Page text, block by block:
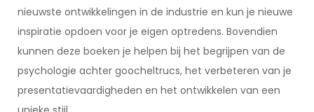
nieuwste ontwikkelingen in de industrie en kun je nieuwe
inspiratie opdoen voor je eigen optredens. Bovendien
kunnen deze boeken je helpen bij het begrijpen van de
psychologie achter goocheltrucs, het verbeteren van je
presentatievaardigheden en het ontwikkelen van een